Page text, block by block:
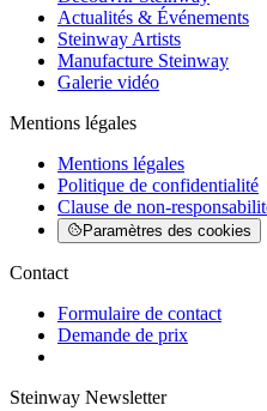
Actualités & Événements
Steinway Artists
Manufacture Steinway
Galerie vidéo
Mentions légales
Mentions légales
Politique de confidentialité
Clause de non-
Paramètres des cookies
Contact
Formulaire de contact
Demande de prix
Steinway Newsletter